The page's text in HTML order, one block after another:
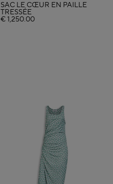
SAC LE CŒUR EN PAILLE
TRESSÉE
€ 1,250.00